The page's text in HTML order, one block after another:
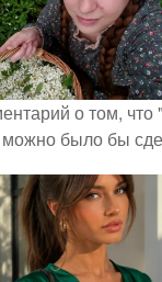
о том,
можно было бы